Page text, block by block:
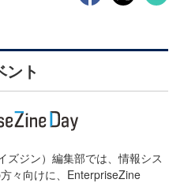
ント
ズジン）編集部では、情報シス
々向けに、EnterpriseZine